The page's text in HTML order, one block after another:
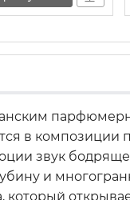
в композиции
звук
и
который